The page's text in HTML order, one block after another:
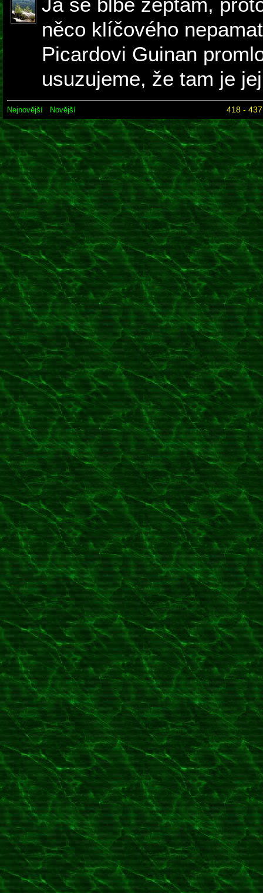
Já se blbě zeptám,
něco klíčového
Picardovi Guinan
usuzujeme, že tam je
Nejnovější Novější 418 -